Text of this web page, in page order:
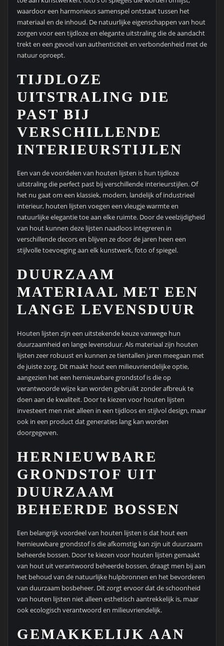
waardoor een harmonieus samenspel ontstaat tussen het
materiaal en de inhoud. De natuurlijke eigenschappen van hout
zorgen voor een tijdloze en elegante uitstraling die de aandacht
trekt en een gevoel van authenticiteit en verbondenheid met de
natuur oproept.
TIJDLOZE
UITSTRALING DIE
PAST BIJ
VERSCHILLENDE
INTERIEURSTIJLEN
Een van de voordelen van houten lijsten is hun tijdloze
uitstraling die perfect past bij verschillende interieurstijlen. Of
het nu gaat om een klassiek, modern, landelijk of industrieel
interieur, houten lijsten voegen een vleugje warmte en
natuurlijke elegantie toe aan elke ruimte. Door de veelzijdigheid
van hout kunnen deze lijsten naadloos integreren in
verschillende decors en blijven ze door de jaren heen een
stijlvolle toevoeging aan elk kunstwerk, foto of spiegel.
DUURZAAM
MATERIAAL MET EEN
LANGE LEVENSDUUR
Houten lijsten zijn een uitstekende keuze vanwege hun
duurzaamheid en lange levensduur. Als materiaal zijn houten
lijsten zeer robuust en kunnen ze tientallen jaren meegaan met
de juiste zorg. Dit maakt hout een milieuvriendelijke optie,
aangezien het een hernieuwbare grondstof is die op
verantwoorde wijze kan worden gebruikt zonder afbreuk te
doen aan de kwaliteit. Door te kiezen voor houten lijsten
investeert men niet alleen in een tijdloos en stijlvol design, maar
ook in een product dat generaties lang kan worden
doorgegeven.
HERNIEUWBARE
GRONDSTOF UIT
DUURZAAM
BEHEERDE BOSSEN
Een belangrijk voordeel van houten lijsten is dat hout een
hernieuwbare grondstof is die afkomstig kan zijn uit duurzaam
beheerde bossen. Door te kiezen voor houten lijsten gemaakt
van hout uit verantwoord beheerde bossen, draagt men bij aan
het behoud van de natuurlijke hulpbronnen en het bevorderen
van duurzaam bosbeheer. Dit zorgt ervoor dat de schoonheid
van houten lijsten niet alleen esthetisch aantrekkelijk is, maar
ook ecologisch verantwoord en milieuvriendelijk.
GEMAKKELIJK AAN